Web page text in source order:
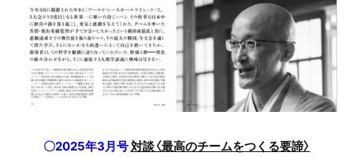
〇2025年3月号対談〈最高のチームをつくる要諦〉